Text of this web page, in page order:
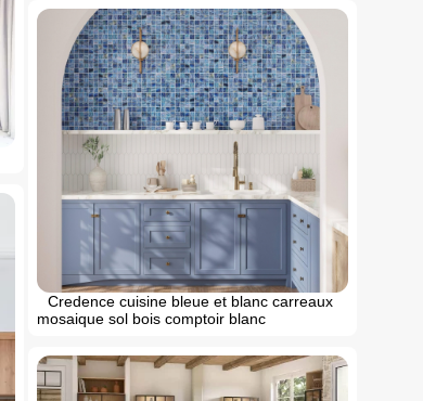
Credence cuisine bleue et blanc carreaux
mosaique sol bois comptoir blanc